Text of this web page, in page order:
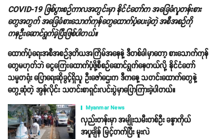
COVID-19 ဖြစ်ပွားစဉ်ကာလအတွင်းမှာ နိုင်ငံတော်က အခြေခံလူတန်းစား
တွေအတွက် အခြေခံစားသောက်ကုန်တွေထောက်ပံ့ပေးခဲ့တဲ့ အစီအစဉ်ကို
ကနဦးဆောင်ရွက်ခဲ့ပြီးဖြစ်ပါတယ်။
ထောက်ပံ့ရေးအစီအစဉ်ဒုတိယအကြိမ်အနေနဲ့ ဒီတစ်ခါမှာတော့ စားသောက်ကုန်
တွေမဟုတ်ဘဲ ငွေကြေးထောက်ပံ့ဖို့စီစဉ်ဆောင်ရွက်နေတယ်လို့ နိုင်ငံတော်
သမ္မတရုံး ပြောရေးဆိုခွင့်ရှိသူ ဦးဇော်ဌေးက ဒီကနေ့ သတင်းထောက်တွေနဲ့
တွေ့ဆုံတဲ့ အွန်လိုင်း သတင်းစာရှင်းလင်းပွဲမှာပြောကြားခဲ့ပါတယ်။
Myanmar News
လှည်းတန်းမှာ အမျိုးသမီးတစ်ဦး ခန္ဓာကိုယ်
အပူချိန် မြင့်တက်ပြီး မူးလဲ